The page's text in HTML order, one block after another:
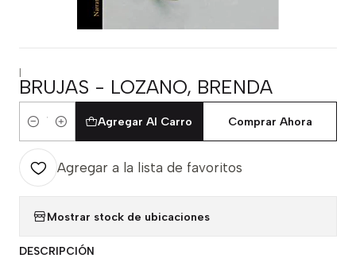
|
BRUJAS - LOZANO, BRENDA
Cantidad
Agregar Al Carro Comprar Ahora
Agregar a la lista de favoritos
Mostrar stock de ubicaciones
DESCRIPCIÓN